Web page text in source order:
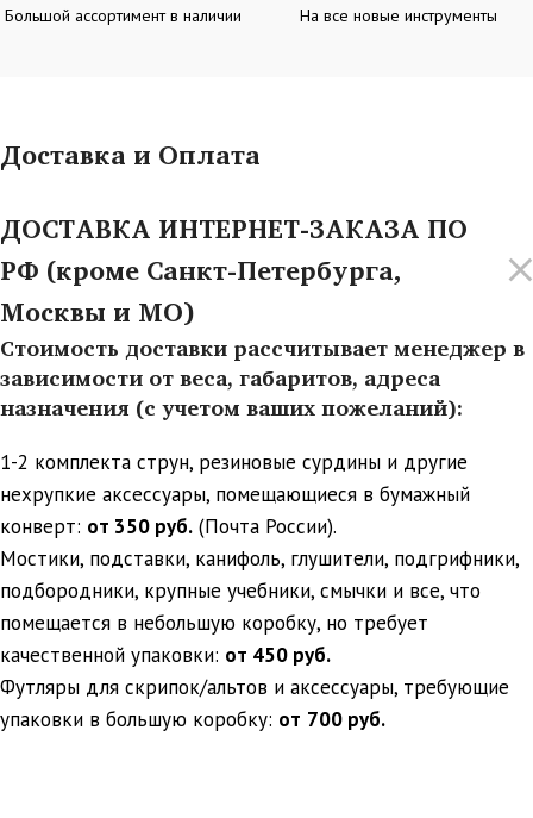
Большой ассортимент в наличии На все новые инструменты
Доставка и Оплата
ДОСТАВКА ИНТЕРНЕТ-ЗАКАЗА ПО
РФ (кроме Санкт-Петербурга,
Москвы и МО)
Стоимость доставки рассчитывает менеджер в
зависимости от веса, габаритов, адреса
назначения (с учетом ваших пожеланий):
1-2 комплекта струн, резиновые сурдины и другие
нехрупкие аксессуары, помещающиеся в бумажный
конверт: от 350 руб. (Почта России).
Мостики, подставки, канифоль, глушители, подгрифники,
подбородники, крупные учебники, смычки и все, что
помещается в небольшую коробку, но требует
качественной упаковки: от 450 руб.
Футляры для скрипок/альтов и аксессуары, требующие
упаковки в большую коробку: от 700 руб.